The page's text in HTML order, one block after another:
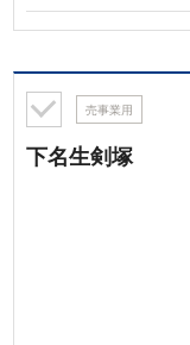
売事業用
下名生剣塚